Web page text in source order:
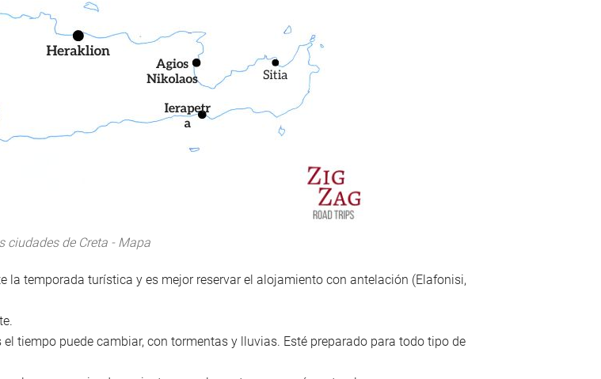
ciudades de Creta - Mapa
la temporada turística y es mejor reservar el alojamiento con antelación (Elafonisi,
tiempo puede cambiar, con tormentas y lluvias. Esté preparado para todo tipo de